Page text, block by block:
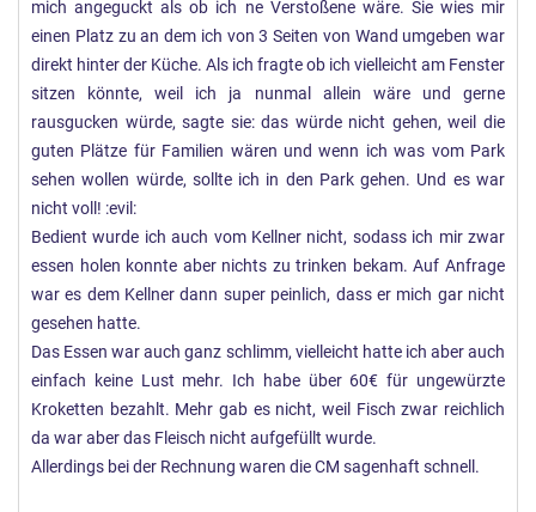
mich angeguckt als ob ich ne Verstoßene wäre. Sie wies mir
einen Platz zu an dem ich von 3 Seiten von Wand umgeben war
direkt hinter der Küche. Als ich fragte ob ich vielleicht am Fenster
sitzen könnte, weil ich ja nunmal allein wäre und gerne
rausgucken würde, sagte sie: das würde nicht gehen, weil die
guten Plätze für Familien wären und wenn ich was vom Park
sehen wollen würde, sollte ich in den Park gehen. Und es war
nicht voll! :evil:
Bedient wurde ich auch vom Kellner nicht, sodass ich mir zwar
essen holen konnte aber nichts zu trinken bekam. Auf Anfrage
war es dem Kellner dann super peinlich, dass er mich gar nicht
gesehen hatte.
Das Essen war auch ganz schlimm, vielleicht hatte ich aber auch
einfach keine Lust mehr. Ich habe über 60€ für ungewürzte
Kroketten bezahlt. Mehr gab es nicht, weil Fisch zwar reichlich
da war aber das Fleisch nicht aufgefüllt wurde.
Allerdings bei der Rechnung waren die CM sagenhaft schnell.